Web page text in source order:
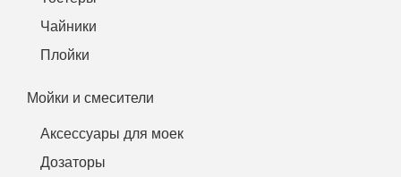
Чайники
Плойки
Мойки и смесители
Аксессуары для моек
Дозаторы